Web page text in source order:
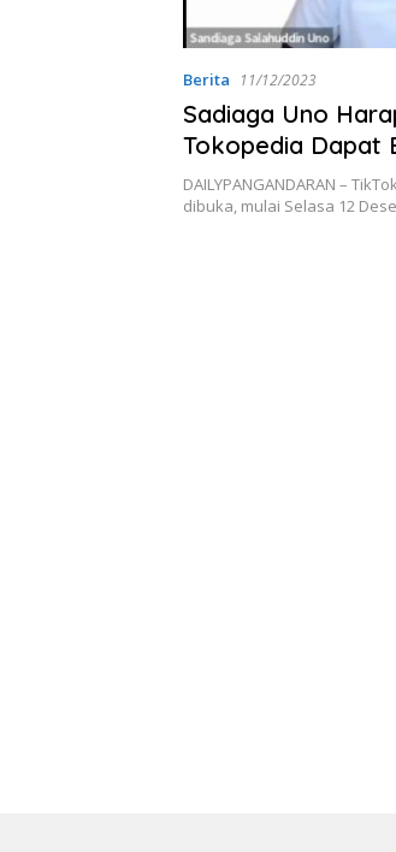
Berita 11/12/2023
Sadiaga Uno
Tokopedia Dapat
Positif Bagi
DAILYPANGANDARAN –
dibuka, mulai Selasa 12